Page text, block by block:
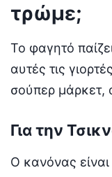
τρώμε;
Το φαγητό
αυτές τις
σούπερ μάρκετ,
Για την
Ο κανόνας